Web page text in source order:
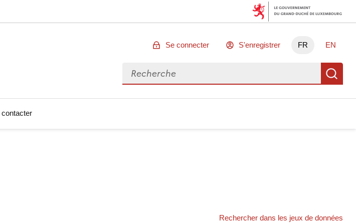
Se connecter S'enregistrer FR EN
Rechercher des données
Rechercher dans les jeux de données